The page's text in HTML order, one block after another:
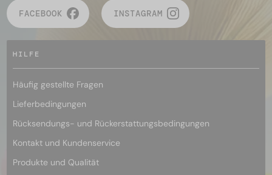
FACEBOOK INSTAGRAM
HILFE
Häufig gestellte Fragen
Lieferbedingungen
Rücksendungs- und Rückerstattungsbedingungen
Kontakt und Kundenservice
Produkte und Qualität